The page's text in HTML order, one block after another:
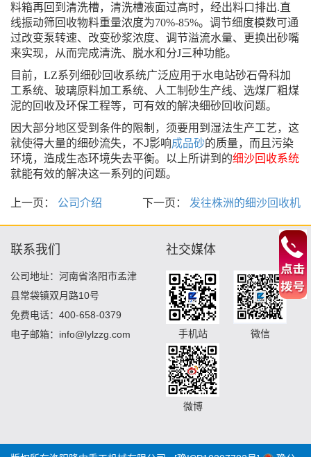
料箱再回到清洗槽，清洗槽液面过高时，经出料口排出.直
线振动筛回收物料重量浓度为70%-85%。调节细度模数可通
过改变泵转速、改变砂浆浓度、调节溢流水量、更换出砂嘴
来实现，从而完成清洗、脱水和分J三种功能。
目前， LZ系列细砂回收系统广泛应用于水电站砂石骨科加
工系统、玻璃原料加工系统、人工制砂生产线、选煤厂粗煤
泥的回收及环保工程等，可有效的解决细砂回收问题。
因大部分地区受到条件的限制，须要用到湿法生产工艺，这
就使得大量的细砂流失，不J影响成品砂的质量，而且污染
环境，造成生态环境失去平衡。以上所讲到的细沙回收系统
就能有效的解决这一系列的问题。
上一页： 公司介绍 下一页： 发往株洲的细沙回收机
联系我们
公司地址：河南省洛阳市孟津
县常袋镇双月路10号
免费电话：400-658-0379
电子邮箱：info@lylzzg.com
社交媒体
手机站 微信
微博